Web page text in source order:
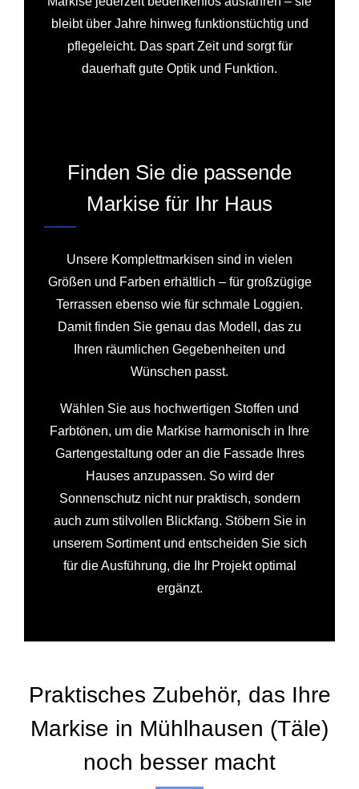
bleibt über Jahre hinweg funktionstüchtig und
pflegeleicht. Das spart Zeit und sorgt für
dauerhaft gute Optik und Funktion.
Finden Sie die passende
Markise für Ihr Haus
Unsere Komplettmarkisen sind in vielen
Größen und Farben erhältlich – für großzügige
Terrassen ebenso wie für schmale Loggien.
Damit finden Sie genau das Modell, das zu
Ihren räumlichen Gegebenheiten und
Wünschen passt.
Wählen Sie aus hochwertigen Stoffen und
Farbtönen, um die Markise harmonisch in Ihre
Gartengestaltung oder an die Fassade Ihres
Hauses anzupassen. So wird der
Sonnenschutz nicht nur praktisch, sondern
auch zum stilvollen Blickfang. Stöbern Sie in
unserem Sortiment und entscheiden Sie sich
für die Ausführung, die Ihr Projekt optimal
ergänzt.
Praktisches Zubehör, das Ihre
Markise in Mühlhausen (Täle)
noch besser macht